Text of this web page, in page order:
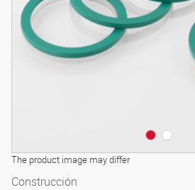
The product image may differ
Construcción